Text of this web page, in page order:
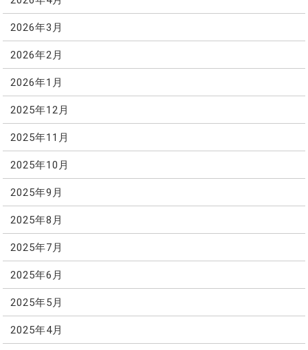
2026年3月
2026年2月
2026年1月
2025年12月
2025年11月
2025年10月
2025年9月
2025年8月
2025年7月
2025年6月
2025年5月
2025年4月